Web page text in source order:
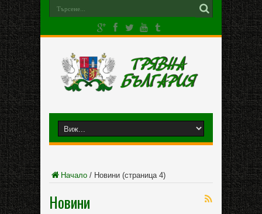
Начало / Новини (страница 4)
Новини